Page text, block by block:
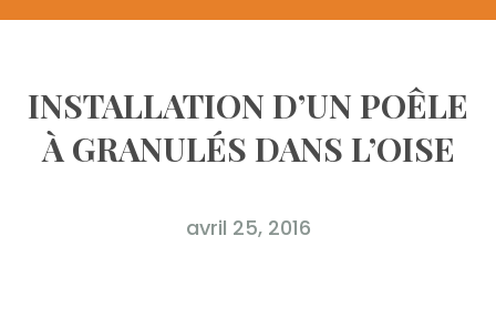
INSTALLATION D’UN POÊLE
À GRANULÉS DANS L’OISE
avril 25, 2016